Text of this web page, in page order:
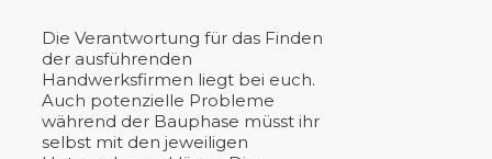
Die Verantwortung für das Finden
der ausführenden
Handwerksfirmen liegt bei euch.
Auch potenzielle Probleme
während der Bauphase müsst ihr
selbst mit den jeweiligen